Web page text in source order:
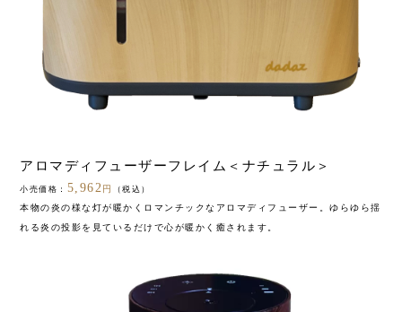
アロマディフューザーフレイム＜ナチュラル＞
小売価格： 5,962 円 （税込）
本物の炎の様な灯が暖かくロマンチックなアロマディフューザー。ゆらゆら揺
れる炎の投影を見ているだけで心が暖かく癒されます。